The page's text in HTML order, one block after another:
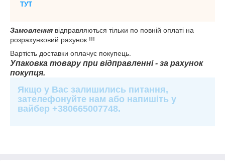
ТУТ
Замовлення відправляються тільки по повній оплаті на
розрахунковий рахунок !!!
Вартість доставки оплачує покупець.
Упаковка товару при відправленні - за рахунок
покупця.
Якщо у Вас залишились питання,
зателефонуйте нам або напишіть у
вайбер +380665007748.